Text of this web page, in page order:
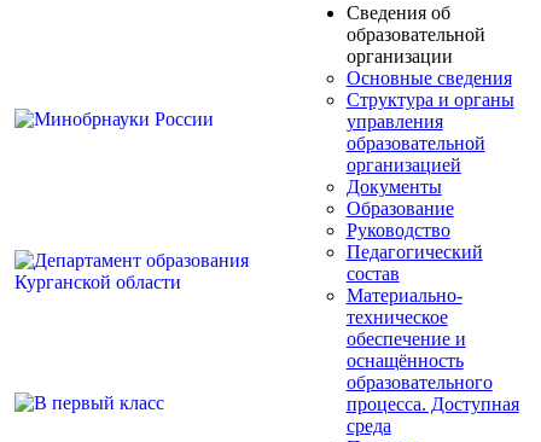
Сведения об
образовательной
организации
Основные сведения
Структура и органы
управления
образовательной
организацией
Документы
Образование
Руководство
Педагогический
состав
Материально-
техническое
обеспечение и
оснащённость
образовательного
процесса. Доступная
среда